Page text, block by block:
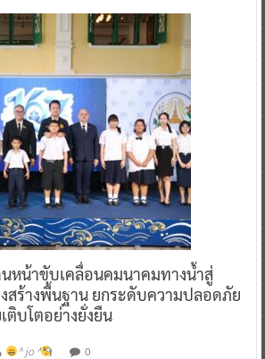
นหน้าขับเคลื่อนคมนาคมทางน้ำสู่
สร้างพื้นฐาน ยกระดับความปลอดภัย
ติบโตอย่างยั่งยืน
^ jo ^ 0